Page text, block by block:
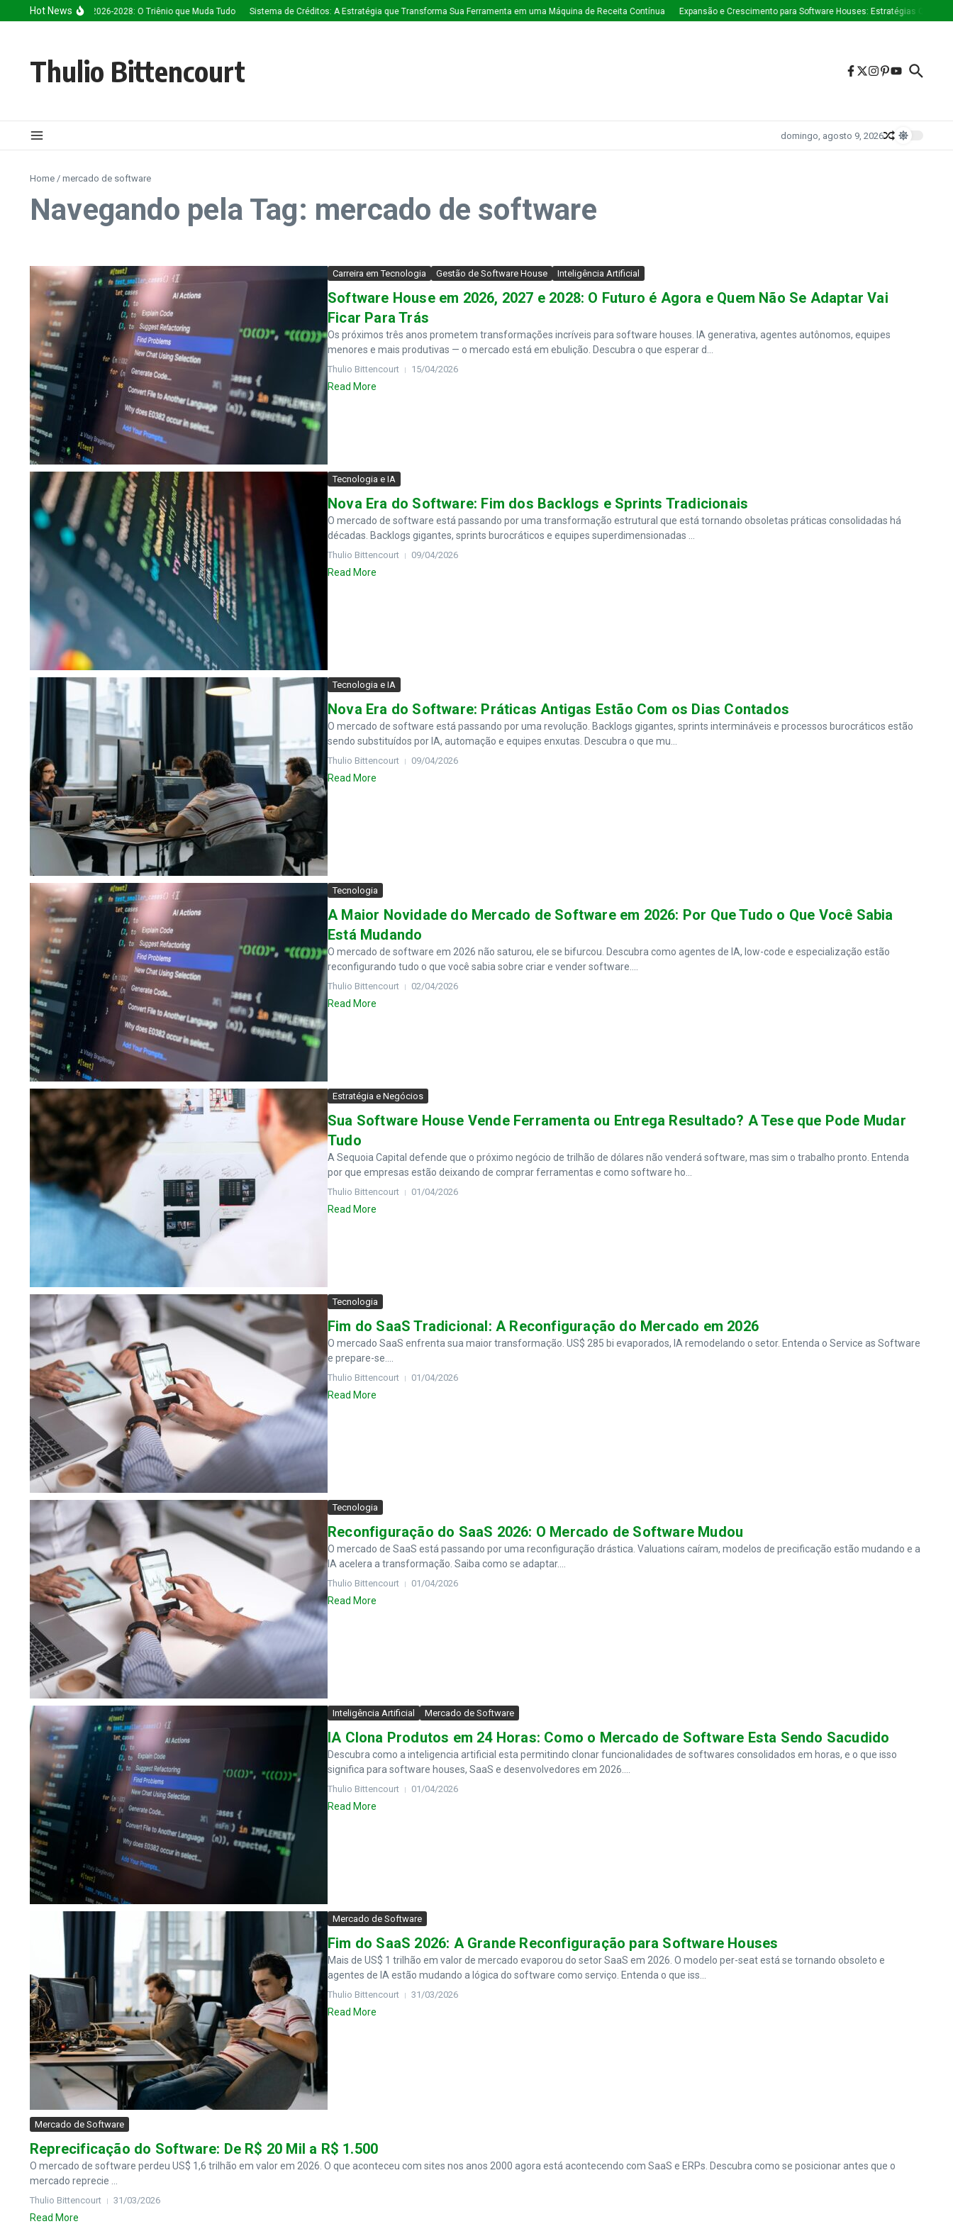
Ir para o conteúdo
Hot News
Artificial 2026-2028: O Triênio que Muda Tudo Sistema de Créditos: A Estratégia que Transforma Sua Ferramenta em uma Máquina de Receita Contínua Expansão e Crescimento para Software Houses: Estratégias Que Estão
Thulio Bittencourt
domingo, agosto 9, 2026
Home / mercado de software
Navegando pela Tag: mercado de software
Carreira em Tecnologia Gestão de Software House Inteligência Artificial
Software House em 2026, 2027 e 2028: O Futuro é Agora e Quem Não Se Adaptar Vai
Ficar Para Trás
Os próximos três anos prometem transformações incríveis para software houses. IA generativa, agentes autônomos, equipes
menores e mais produtivas — o mercado está em ebulição. Descubra o que esperar d...
Thulio Bittencourt 15/04/2026
Read More
Tecnologia e IA
Nova Era do Software: Fim dos Backlogs e Sprints Tradicionais
O mercado de software está passando por uma transformação estrutural que está tornando obsoletas práticas consolidadas há
décadas. Backlogs gigantes, sprints burocráticos e equipes superdimensionadas ...
Thulio Bittencourt 09/04/2026
Read More
Tecnologia e IA
Nova Era do Software: Práticas Antigas Estão Com os Dias Contados
O mercado de software está passando por uma revolução. Backlogs gigantes, sprints intermináveis e processos burocráticos estão
sendo substituídos por IA, automação e equipes enxutas. Descubra o que mu...
Thulio Bittencourt 09/04/2026
Read More
Tecnologia
A Maior Novidade do Mercado de Software em 2026: Por Que Tudo o Que Você Sabia
Está Mudando
O mercado de software em 2026 não saturou, ele se bifurcou. Descubra como agentes de IA, low-code e especialização estão
reconfigurando tudo o que você sabia sobre criar e vender software....
Thulio Bittencourt 02/04/2026
Read More
Estratégia e Negócios
Sua Software House Vende Ferramenta ou Entrega Resultado? A Tese que Pode Mudar
Tudo
A Sequoia Capital defende que o próximo negócio de trilhão de dólares não venderá software, mas sim o trabalho pronto. Entenda
por que empresas estão deixando de comprar ferramentas e como software ho...
Thulio Bittencourt 01/04/2026
Read More
Tecnologia
Fim do SaaS Tradicional: A Reconfiguração do Mercado em 2026
O mercado SaaS enfrenta sua maior transformação. US$ 285 bi evaporados, IA remodelando o setor. Entenda o Service as Software
e prepare-se....
Thulio Bittencourt 01/04/2026
Read More
Tecnologia
Reconfiguração do SaaS 2026: O Mercado de Software Mudou
O mercado de SaaS está passando por uma reconfiguração drástica. Valuations caíram, modelos de precificação estão mudando e a
IA acelera a transformação. Saiba como se adaptar....
Thulio Bittencourt 01/04/2026
Read More
Inteligência Artificial Mercado de Software
IA Clona Produtos em 24 Horas: Como o Mercado de Software Esta Sendo Sacudido
Descubra como a inteligencia artificial esta permitindo clonar funcionalidades de softwares consolidados em horas, e o que isso
significa para software houses, SaaS e desenvolvedores em 2026....
Thulio Bittencourt 01/04/2026
Read More
Mercado de Software
Fim do SaaS 2026: A Grande Reconfiguração para Software Houses
Mais de US$ 1 trilhão em valor de mercado evaporou do setor SaaS em 2026. O modelo per-seat está se tornando obsoleto e
agentes de IA estão mudando a lógica do software como serviço. Entenda o que iss...
Thulio Bittencourt 31/03/2026
Read More
Mercado de Software
Reprecificação do Software: De R$ 20 Mil a R$ 1.500
O mercado de software perdeu US$ 1,6 trilhão em valor em 2026. O que aconteceu com sites nos anos 2000 agora está acontecendo com SaaS e ERPs. Descubra como se posicionar antes que o
mercado reprecie ...
Thulio Bittencourt 31/03/2026
Read More